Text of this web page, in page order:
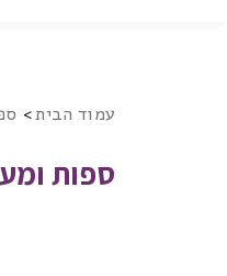
עמוד הבית
ספות